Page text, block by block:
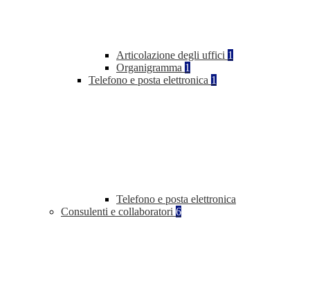
Articolazione degli uffici 1
Organigramma 1
Telefono e posta elettronica 1
Telefono e posta elettronica
Consulenti e collaboratori 6